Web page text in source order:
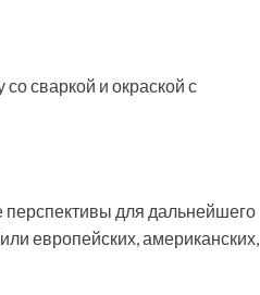
сваркой и окраской с
перспективы для дальнейшего
европейских, американских,